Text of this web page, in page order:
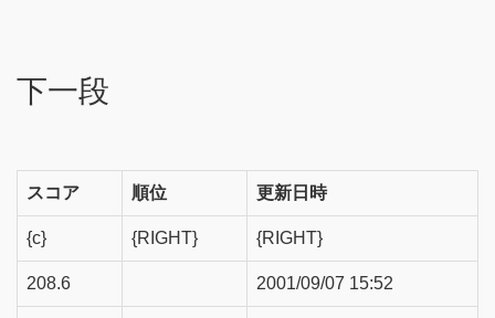
下一段
スコア 順位 更新日時
{c} {RIGHT} {RIGHT}
208.6 2001/09/07 15:52